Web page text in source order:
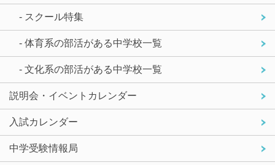
- スクール特集
- 体育系の部活がある中学校一覧
- 文化系の部活がある中学校一覧
説明会・イベントカレンダー
入試カレンダー
中学受験情報局